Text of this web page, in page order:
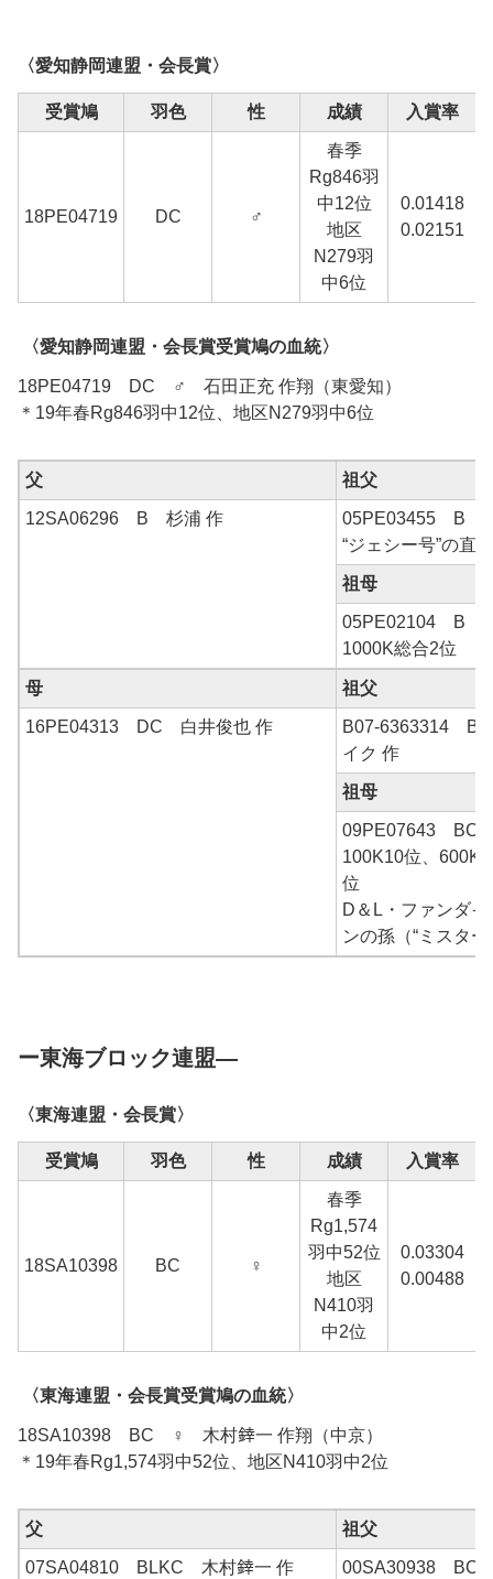
〈愛知静岡連盟・会長賞〉
受賞鳩 羽色 性 成績 入賞率
18PE04719 DC ♂
春季
Rg846羽
中12位
地区
N279羽
中6位
0.01418
0.02151
〈愛知静岡連盟・会長賞受賞鳩の血統〉
18PE04719 DC ♂ 石田正充 作翔（東愛知）
＊19年春Rg846羽中12位、地区N279羽中6位
父 祖父
12SA06296 B 杉浦 作
05PE03455 B
“ジェシー号”の直仔
祖母
05PE02104 B
1000K総合2位
母 祖父
16PE04313 DC 白井俊也 作
B07-6363314
イク 作
祖母
09PE07643 BC
100K10位、600K
位
D＆L・ファンダ
ンの孫（“ミスタ
ー東海ブロック連盟―
〈東海連盟・会長賞〉
受賞鳩 羽色 性 成績 入賞率
18SA10398 BC ♀
春季
Rg1,574
羽中52位
地区
N410羽
中2位
0.03304
0.00488
〈東海連盟・会長賞受賞鳩の血統〉
18SA10398 BC ♀ 木村﨨一 作翔（中京）
＊19年春Rg1,574羽中52位、地区N410羽中2位
父 祖父
07SA04810 BLKC 木村﨨一 作
00SA30938 BC